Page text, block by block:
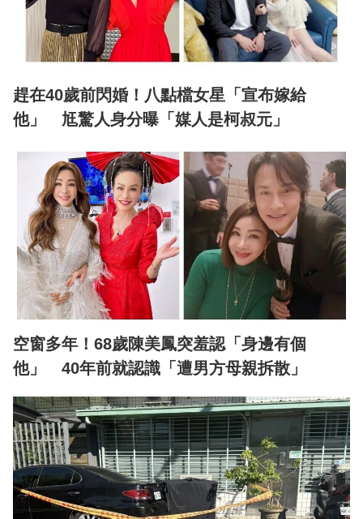
趕在40歲前閃婚！八點檔女星「宣布嫁給
他」 尪驚人身分曝「媒人是柯叔元」
空窗多年！68歲陳美鳳突羞認「身邊有個
他」 40年前就認識「遭男方母親拆散」